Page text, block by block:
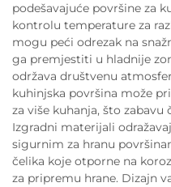
podešavajuće površine za
kontrolu temperature za
mogu peći odrezak na
ga premjestiti u hladnije
održava društvenu
kuhinjska površina može
za više kuhanja, što
Izgradni materijali
sigurnim za hranu
čelika koje otporne na
za pripremu hrane. Dizajn